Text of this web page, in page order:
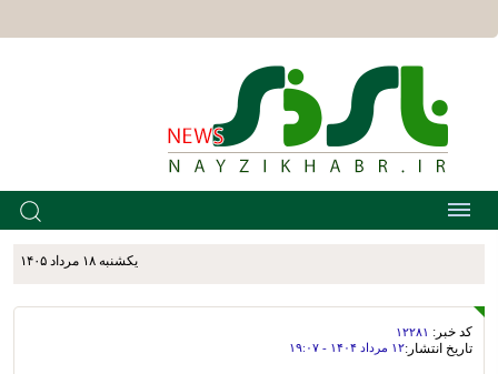
يکشنبه ۱۸ مرداد ۱۴۰۵
کد خبر: ۱۲۲۸۱
تاریخ انتشار:۱۲ مرداد ۱۴۰۴ - ۱۹:۰۷